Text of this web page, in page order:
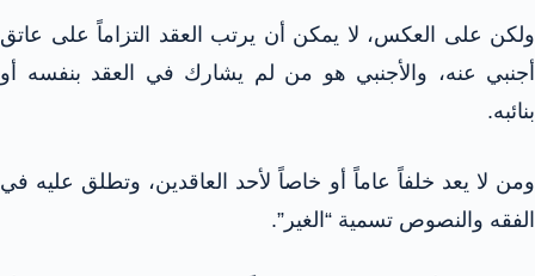
ولكن على العكس، لا يمكن أن يرتب العقد التزاماً على عاتق
أجنبي عنه، والأجنبي هو من لم يشارك في العقد بنفسه أو
بنائبه.
ومن لا يعد خلفاً عاماً أو خاصاً لأحد العاقدين، وتطلق عليه في
الفقه والنصوص تسمية “الغير”.